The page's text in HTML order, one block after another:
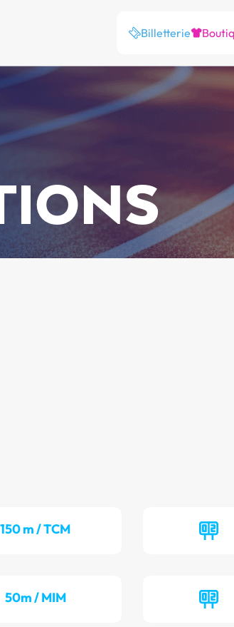
Billetterie
150 m / TCM
50m / MIM